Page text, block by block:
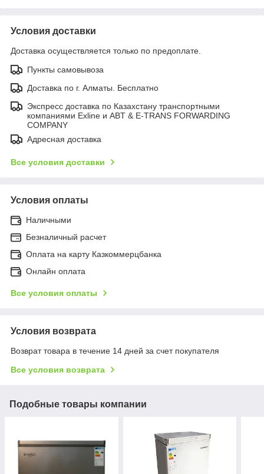
Условия доставки
Доставка осуществляется только по предоплате.
Пункты самовывоза
Доставка по г. Алматы. Бесплатно
Экспресс доставка по Казахстану транспортными
компаниями Exline и ABT & E-TRANS FORWARDING
COMPANY
Адресная доставка
Все условия доставки
Условия оплаты
Наличными
Безналичный расчет
Оплата на карту Казкоммерцбанка
Онлайн оплата
Все условия оплаты
Условия возврата
Возврат товара в течение 14 дней за счет покупателя
Все условия возврата
Подобные товары компании